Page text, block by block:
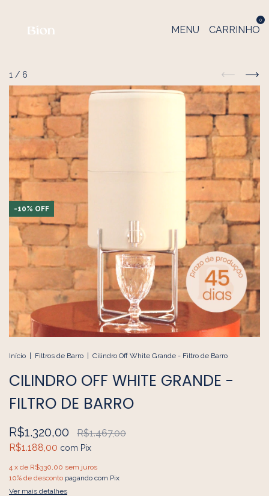
MENU CARRINHO
0
1 / 6
-10% OFF
Início Filtros de Barro Cilindro Off White Grande - Filtro de Barro
CILINDRO OFF WHITE GRANDE -
FILTRO DE BARRO
R$1.320,00
R$1.467,00
R$1.188,00 com Pix
4 x de R$330,00 sem juros
10% de desconto pagando com Pix
Ver mais detalhes